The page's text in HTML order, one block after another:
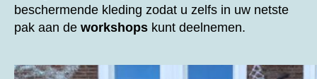
beschermende kleding zodat u zelfs in uw netste
pak aan de workshops kunt deelnemen.